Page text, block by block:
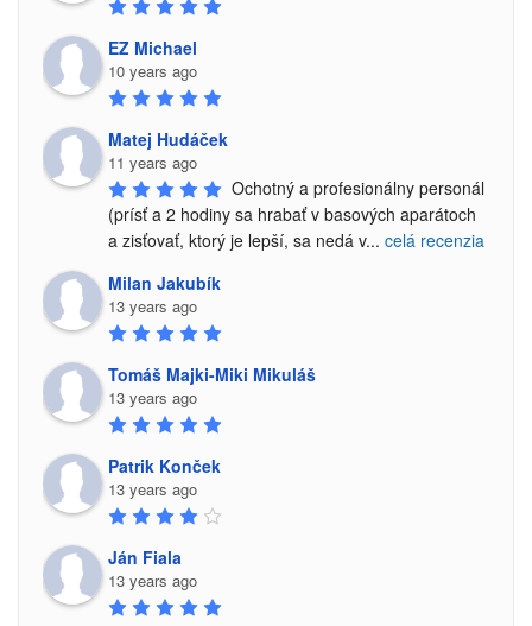
EZ Michael
10 years ago
Matej Hudáček
11 years ago
Ochotný a profesionálny personál
(prísť a 2 hodiny sa hrabať v basových aparátoch
a zisťovať, ktorý je lepší, sa nedá v... celá recenzia
Milan Jakubík
13 years ago
Tomáš Majki-Miki Mikuláš
13 years ago
Patrik Konček
13 years ago
Ján Fiala
13 years ago